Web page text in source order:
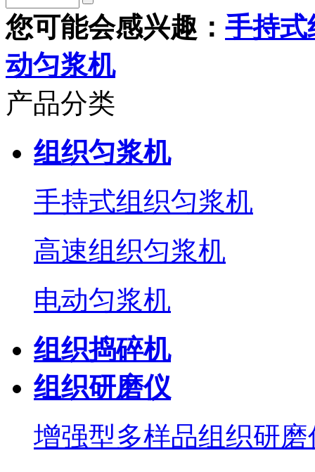
您可能会感兴趣： 手持式
动匀浆机
产品分类
组织匀浆机
手持式组织匀浆机
高速组织匀浆机
电动匀浆机
组织捣碎机
组织研磨仪
增强型多样品组织研磨